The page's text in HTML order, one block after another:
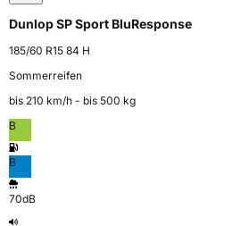
Dunlop SP Sport BluResponse
185/60 R15 84 H
Sommerreifen
bis 210 km⁠/⁠h - bis 500 kg
B
B
70dB